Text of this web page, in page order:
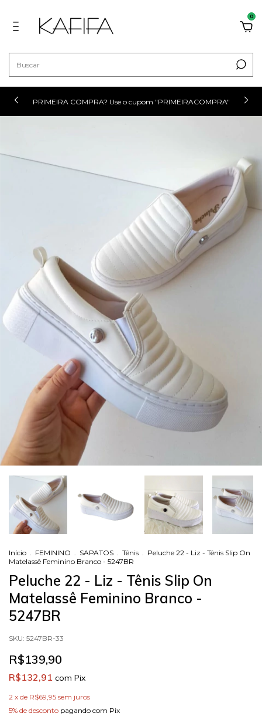
0
PRIMEIRA COMPRA? Use o cupom "PRIMEIRACOMPRA"
Início . FEMININO . SAPATOS . Tênis . Peluche 22 - Liz - Tênis Slip On
Matelassê Feminino Branco - 5247BR
Peluche 22 - Liz - Tênis Slip On
Matelassê Feminino Branco -
5247BR
SKU: 5247BR-33
R$139,90
R$132,91 com Pix
2 x de R$69,95 sem juros
5% de desconto pagando com Pix